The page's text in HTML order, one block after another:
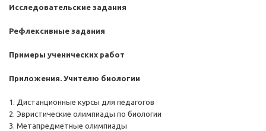
Исследовательские задания
Рефлексивные задания
Примеры ученических работ
Приложения. Учителю биологии
1. Дистанционные курсы для педагогов
2. Эвристические олимпиады по биологии
3. Метапредметные олимпиады